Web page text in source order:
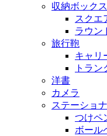
収納ボックス
スクエ
ラウン
旅行鞄
キャリ
トラン
洋書
カメラ
ステーショ
つけペ
ボール